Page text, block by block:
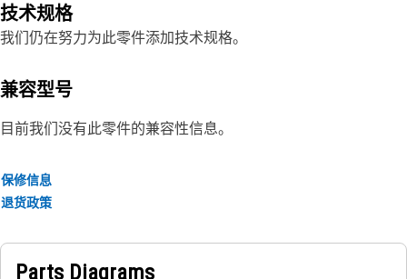
技术规格
我们仍在努力为此零件添加技术规格。
兼容型号
目前我们没有此零件的兼容性信息。
保修信息
退货政策
Parts Diagrams